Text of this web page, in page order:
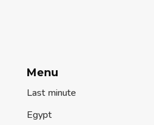
Menu
Last minute
Egypt